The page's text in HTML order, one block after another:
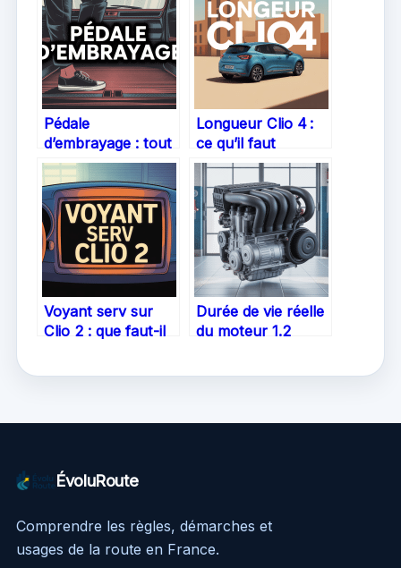
Pédale
d’embrayage : tout
ce qu’il faut savoir
pour conduire
sereinement
Longueur Clio 4 :
ce qu’il faut
vraiment savoir
pour choisir ou
comparer
Voyant serv sur
Clio 2 : que faut-il
Durée de vie réelle
du moteur 1.2
ÉvoluRoute
Comprendre les règles, démarches et
usages de la route en France.